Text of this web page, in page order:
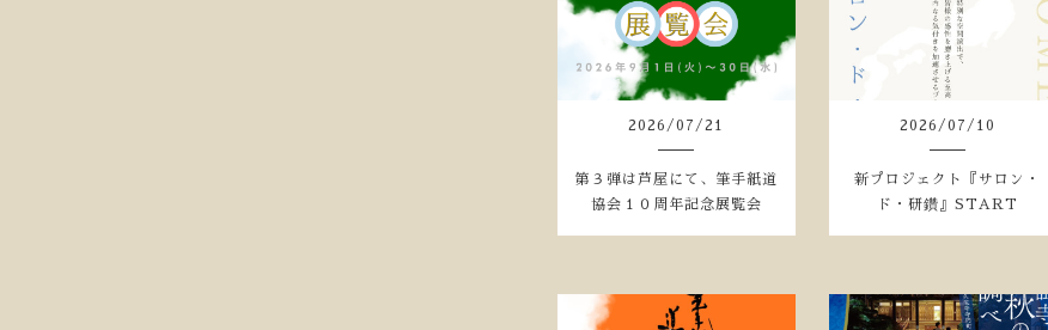
2026 /07 /21
第３弾は芦屋にて、筆手紙道
協会１０周年記念展覧会
2026 /07 / 10
新プロジェクト『サロン・
ド・研鑽』START